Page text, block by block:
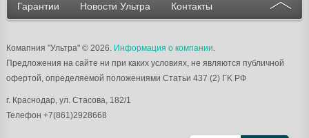
Гарантии Новости Ультра Контакты
Комапния "Ультра"© 2026. Информация о компании.
Предложения на сайте ни при каких условиях, не являются публичной
офертой, определяемой положениями Статьи 437 (2) ГK РФ
г. Краснодар, ул. Стасова, 182/1
Телефон +7(861)2928668